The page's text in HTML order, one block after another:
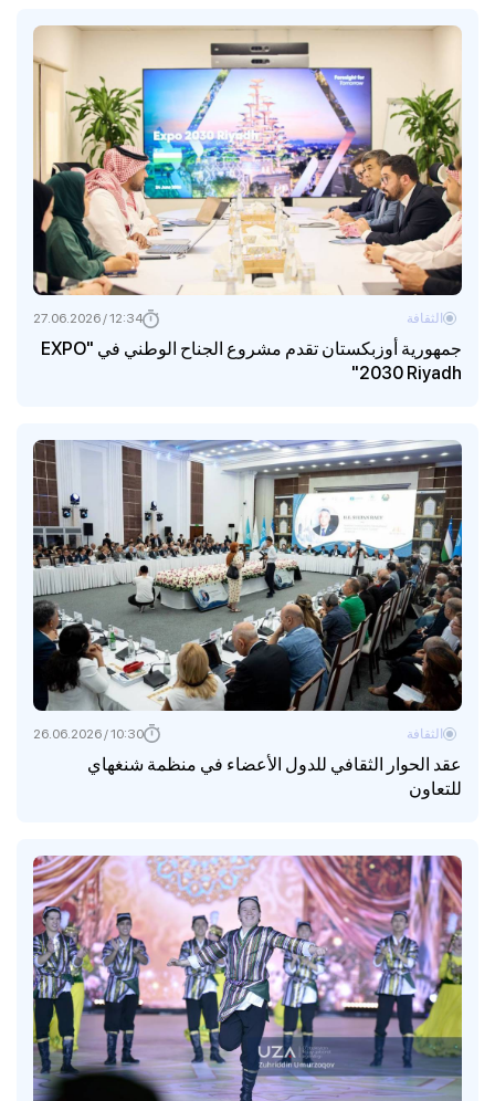
جمهورية أوزبكستان تقدم مشروع الجناح الوطني في "EXPO
2030 Riyadh"
الثقافة 12:34 / 27.06.2026
عقد الحوار الثقافي للدول الأعضاء في منظمة شنغهاي
للتعاون
الثقافة 10:30 / 26.06.2026